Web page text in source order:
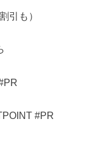
引も）
#PR